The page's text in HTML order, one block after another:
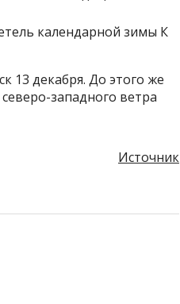
календарной зимы К
13 декабря. До этого же
западного ветра
Источник